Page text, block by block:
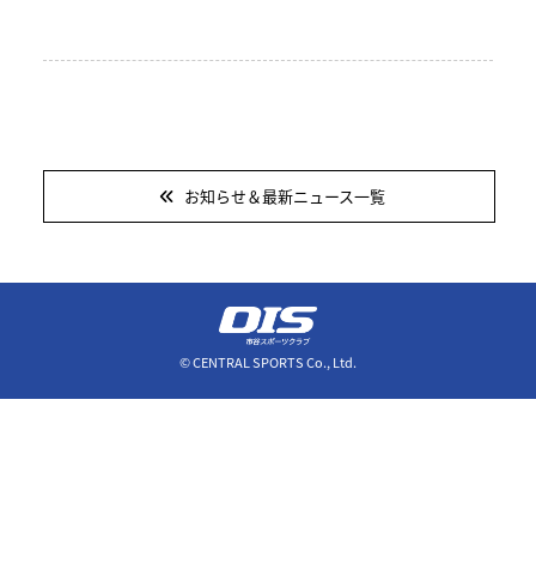
お知らせ＆最新ニュース一覧
© CENTRAL SPORTS Co., Ltd.